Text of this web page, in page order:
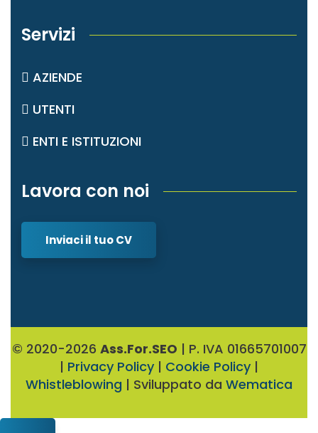
Servizi
AZIENDE
UTENTI
ENTI E ISTITUZIONI
Lavora con noi
Inviaci il tuo CV
© 2020-2026 Ass.For.SEO | P. IVA 01665701007
| Privacy Policy | Cookie Policy |
Whistleblowing | Sviluppato da Wematica